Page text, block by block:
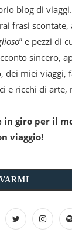
blog di viaggi.
frasi scontate,
” e pezzi di
sincero,
dei miei viaggi,
e ricchi di arte,
in giro per il
viaggio!